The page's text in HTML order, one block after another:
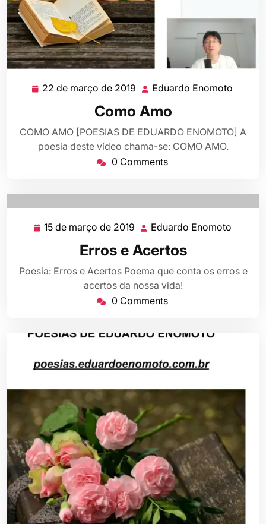
22 de março de 2019 22
de
março
de
2019
Eduardo Enomoto
Como Amo
COMO AMO [POESIAS DE EDUARDO ENOMOTO] A
poesia deste vídeo chama-se: COMO AMO.
0 Comments
15 de março de 2019 15
de
março
de
2019
Eduardo Enomoto
Erros e Acertos
Poesia: Erros e Acertos Poema que conta os erros e
acertos da nossa vida!
0 Comments